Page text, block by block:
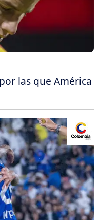
las que América